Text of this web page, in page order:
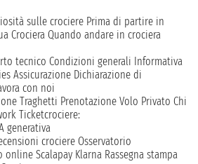
sulle crociere Prima di partire in
Crociera Quando andare in crociera
tecnico Condizioni generali Informativa
Assicurazione Dichiarazione di
con noi
Traghetti Prenotazione Volo Privato Chi
Ticketcrociere:
generativa
crociere Osservatorio
online Scalapay Klarna Rassegna stampa